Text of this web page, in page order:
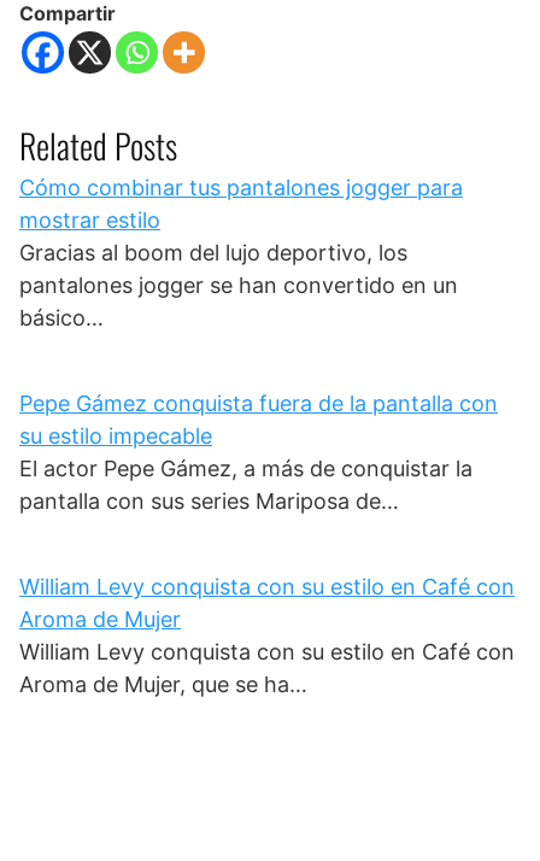
Compartir
Related Posts
Cómo combinar tus pantalones jogger para
mostrar estilo
Gracias al boom del lujo deportivo, los
pantalones jogger se han convertido en un
básico…
Pepe Gámez conquista fuera de la pantalla con
su estilo impecable
El actor Pepe Gámez, a más de conquistar la
pantalla con sus series Mariposa de…
William Levy conquista con su estilo en Café con
Aroma de Mujer
William Levy conquista con su estilo en Café con
Aroma de Mujer, que se ha…